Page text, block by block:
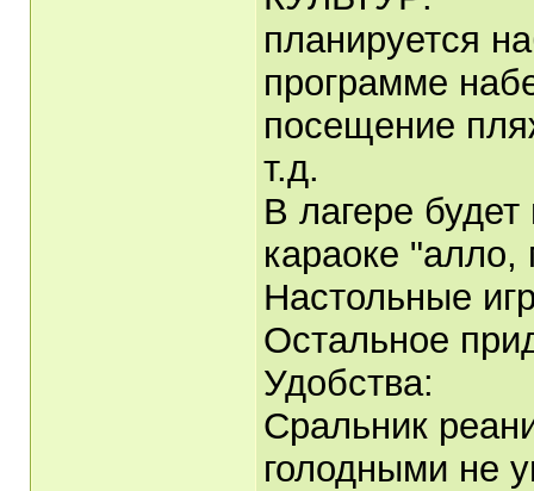
планируется
программе
посещение
т.д.
В лагере будет
караоке
Настольные
Остальное
Удобства:
Сральник
голодными не